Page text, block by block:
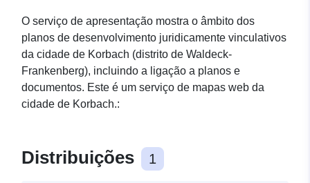
O serviço de apresentação mostra o âmbito dos
planos de desenvolvimento juridicamente vinculativos
da cidade de Korbach (distrito de Waldeck-
Frankenberg), incluindo a ligação a planos e
documentos. Este é um serviço de mapas web da
cidade de Korbach.:
Distribuições 1